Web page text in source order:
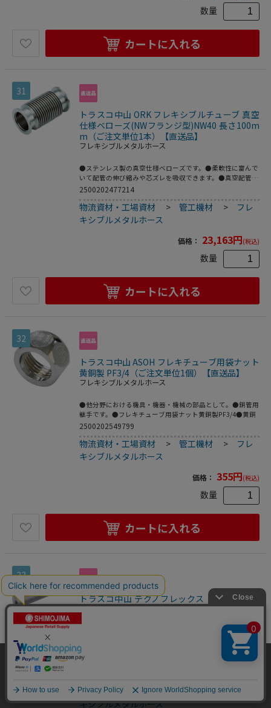
当サイトはクッキー（Cookie）を使用しています。Cookieの使用に同意いた
だける場合は「OK」をクリックしてください。
OK
数量
カートに入れる
31
トラスコ中山 ORK フレキシブルチューブ 真空
仕様ベローズ(NWフランジ型)NW40 長さ100m
m（ご注文単位1本）【直送品】
フレキシブルメタルホース
●ステンレス製の真空仕様ベローズです。●柔軟性に富んで
いて配管の伸び縮みや芯ズレを吸収できます。●真空配管
用。●全長(mm)：100●フランジサイズ：NW40●適合流
力：FV～大気圧●使用温度範囲：-196～150℃(シール材の
耐熱温度により異なる)●Heリーク試験：1.33×10[[の-10
乗]]Pa・[[Ｍ3]]/sec以下●フレキ部：ステンレス
(SUS316L)●フランジ部：ステンレス(SUS316L)
2500202477214
物流資材・工場資材 >管工機材 > フレ
キシブルメタルホース
価格： 23,163円(税込)
数量
カートに入れる
32
トラスコ中山 ASOH フレキチューブ用袋ナット
黄銅製 PF3/4（ご注文単位1個）【直送品】
フレキシブルメタルホース
●他分野における機具・機器・機械の部品として。●銅管用
継手です。●フレキチューブ用袋ナット黄銅製PF3/4●黄銅
2500202549799
物流資材・工場資材 >管工機材 > フレ
キシブルメタルホース
価格： 355円(税込)
数量
カートに入れる
33
トラスコ中山 テクノフレックス フランジ型汎
用品フレキシブルホース F110-100Ax1000L JIS
●フランジ型汎用品のフレキシブルホースです。●接液部は
SUS304です。●配管の心合わせに。●配管の地盤沈下対
囲(℃)：350●接続方式：フランジ(JIS10K)●適合流体：
水、油、空気、ガス、等(腐食性流体を除く)●最高使用圧
物流資材・工場資材>管工機材>フレ
キシブルメタルホース